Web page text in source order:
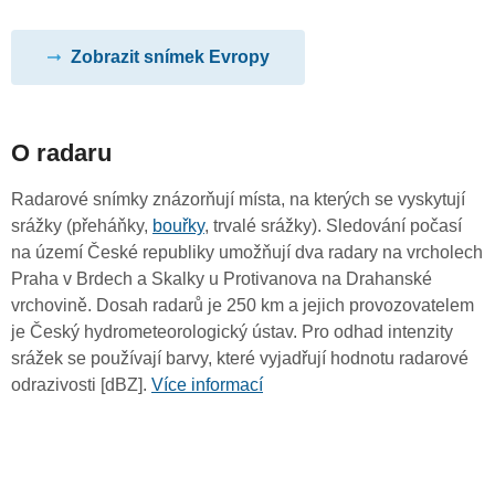
Zobrazit snímek Evropy
O radaru
Radarové snímky znázorňují místa, na kterých se vyskytují
srážky (přeháňky, bouřky, trvalé srážky). Sledování počasí
na území České republiky umožňují dva radary na vrcholech
Praha v Brdech a Skalky u Protivanova na Drahanské
vrchovině. Dosah radarů je 250 km a jejich provozovatelem
je Český hydrometeorologický ústav. Pro odhad intenzity
srážek se používají barvy, které vyjadřují hodnotu radarové
odrazivosti [dBZ]. Více informací